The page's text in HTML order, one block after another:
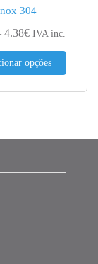
variants. The
304
4.38€Price range:
IVA inc.
opções
This